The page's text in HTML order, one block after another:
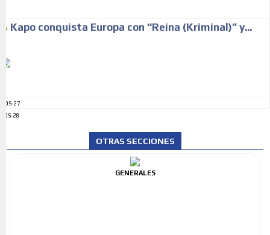
Kapo conquista Europa con “Reina (Kriminal)” y...
ADS-27
ADS-28
OTRAS SECCIONES
GENERALES